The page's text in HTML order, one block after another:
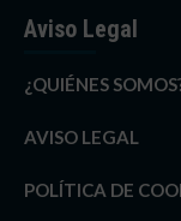
Aviso Legal
¿QUIÉNES
AVISO LEGAL
POLÍTICA DE